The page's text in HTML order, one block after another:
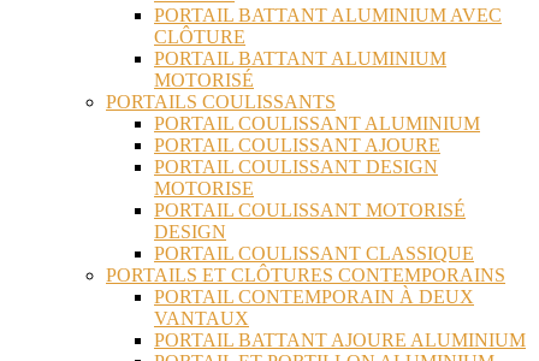
PORTAIL BATTANT ALUMINIUM AVEC
CLÔTURE
PORTAIL BATTANT ALUMINIUM
MOTORISÉ
PORTAILS COULISSANTS
PORTAIL COULISSANT ALUMINIUM
PORTAIL COULISSANT AJOURE
PORTAIL COULISSANT DESIGN
MOTORISE
PORTAIL COULISSANT MOTORISÉ
DESIGN
PORTAIL COULISSANT CLASSIQUE
PORTAILS ET CLÔTURES CONTEMPORAINS
PORTAIL CONTEMPORAIN À DEUX
VANTAUX
PORTAIL BATTANT AJOURE ALUMINIUM